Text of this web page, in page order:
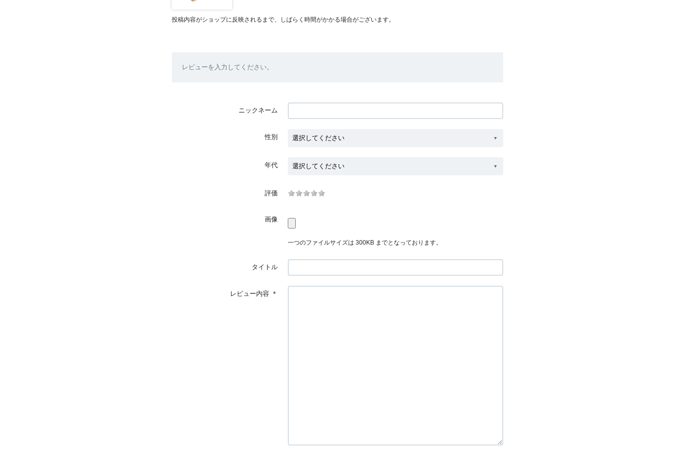
投稿内容がショップに反映されるまで、しばらく時間がかかる場合がございます。
レビューを入力してください。
ニックネーム
性別
年代
評価
画像
一つのファイルサイズは 300KB までとなっております。
タイトル
レビュー内容 ＊